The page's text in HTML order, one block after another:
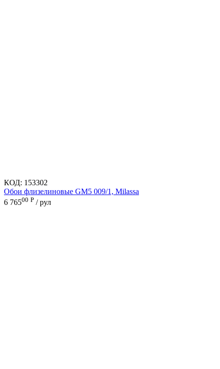
КОД: 153302
Обои флизелиновые GM5 009/1, Milassa
6 76500 Р / рул